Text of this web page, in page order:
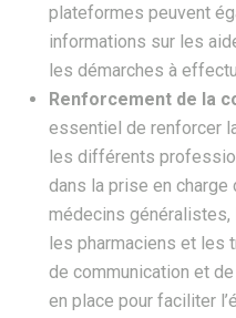
plateformes peuvent
informations sur les
les démarches à
Renforcement de la
essentiel de renforcer
les différents
dans la prise en
médecins
les pharmaciens et les
de communication et
en place pour faciliter